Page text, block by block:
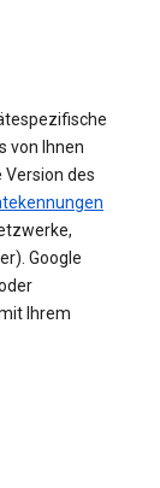
von Ihnen
des
Google
Ihrem